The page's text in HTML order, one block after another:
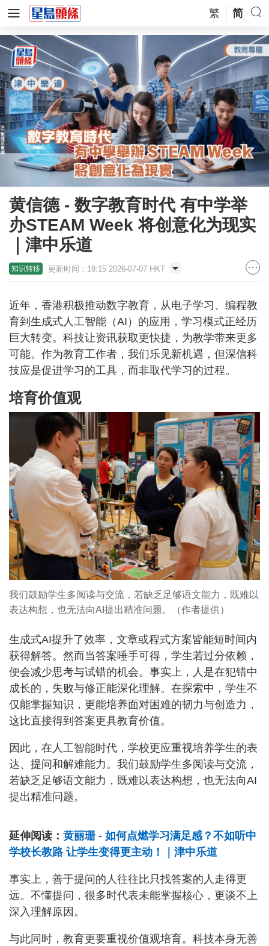
繁 简
黄信德 - 数字教育时代 有中学举
办STEAM Week 将创意化为现实
｜津中乐道
知识转移 更新时间：18:15 2026-07-07 HKT
近年，香港积极推动数字教育，从电子学习、编程教
育到生成式人工智能（AI）的应用，学习模式正经历
巨大转变。科技让资讯获取更快捷，为教学带来更多
可能。作为教育工作者，我们乐见新机遇，但深信科
技应是促进学习的工具，而非取代学习的过程。
培育价值观
我们鼓励学生多阅读与交流，若缺乏足够语文能力，既难以
表达构想，也无法向AI提出精准问题。（作者提供）
生成式AI提升了效率，文章或程式方案皆能短时间内
获得解答。然而当答案唾手可得，学生若过分依赖，
便会减少思考与试错的机会。事实上，人是在犯错中
成长的，失败与修正能深化理解。在探索中，学生不
仅能掌握知识，更能培养面对困难的韧力与创造力，
这比直接得到答案更具教育价值。
因此，在人工智能时代，学校更应重视培养学生的表
达、提问和解难能力。我们鼓励学生多阅读与交流，
若缺乏足够语文能力，既难以表达构想，也无法向AI
提出精准问题。
延伸阅读： 黄丽珊 - 如何点燃学习满足感？不如听中
学校长教路 让学生变得更主动！｜津中乐道
事实上，善于提问的人往往比只找答案的人走得更
远。不懂提问，很多时代表未能掌握核心，更谈不上
深入理解原因。
与此同时，教育更要重视价值观培育。科技本身无善